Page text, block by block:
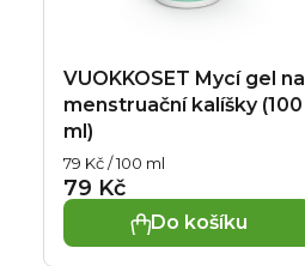
d
u
k
VUOKKOSET Mycí gel na
menstruační kalíšky (100
ml)
79 Kč
Měrná
cena:
79 Kč / 100 ml
Do košíku